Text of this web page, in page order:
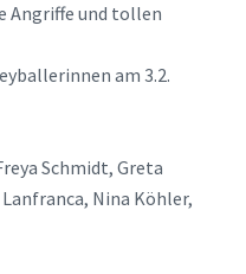
Angriffe und tollen
am 3.2.
Schmidt, Greta
Nina Köhler,